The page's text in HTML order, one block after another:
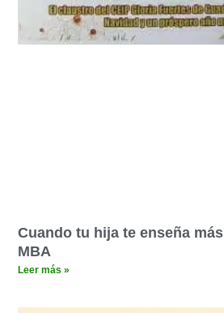
Cuando tu hija te enseña
MBA
Leer más »